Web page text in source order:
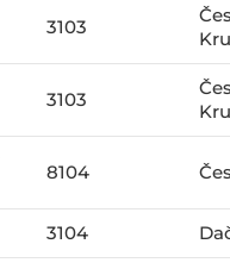
3103
3103
8104
3104